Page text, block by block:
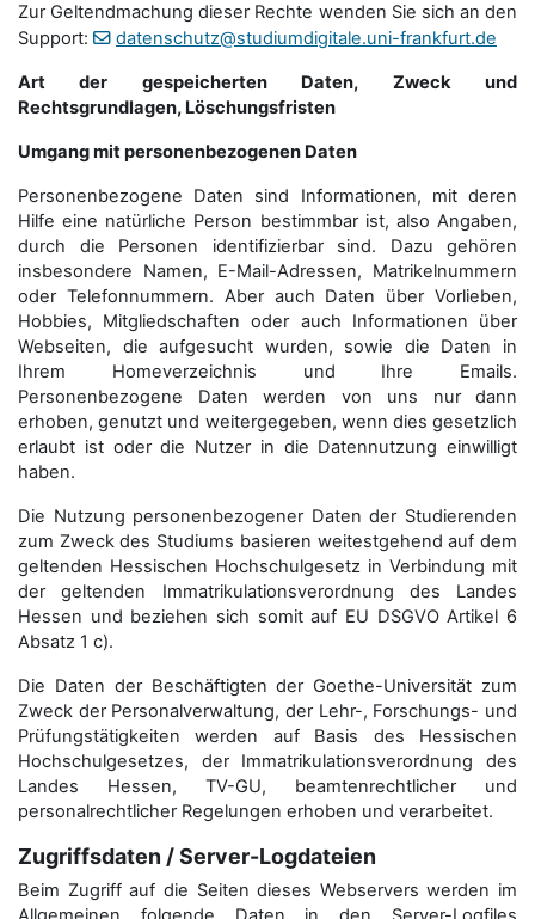
Zur Geltendmachung dieser Rechte wenden Sie sich an den
Support:
datenschutz@studiumdigitale.uni-frankfurt.de
Art der gespeicherten Daten, Zweck und
Rechtsgrundlagen, Löschungsfristen
Umgang mit personenbezogenen Daten
Personenbezogene Daten sind Informationen, mit deren
Hilfe eine natürliche Person bestimmbar ist, also Angaben,
durch die Personen identifizierbar sind. Dazu gehören
insbesondere Namen, E-Mail-Adressen, Matrikelnummern
oder Telefonnummern. Aber auch Daten über Vorlieben,
Hobbies, Mitgliedschaften oder auch Informationen über
Webseiten, die aufgesucht wurden, sowie die Daten in
Ihrem Homeverzeichnis und Ihre Emails.
Personenbezogene Daten werden von uns nur dann
erhoben, genutzt und weitergegeben, wenn dies gesetzlich
erlaubt ist oder die Nutzer in die Datennutzung einwilligt
haben.
Die Nutzung personenbezogener Daten der Studierenden
zum Zweck des Studiums basieren weitestgehend auf dem
geltenden Hessischen Hochschulgesetz in Verbindung mit
der geltenden Immatrikulationsverordnung des Landes
Hessen und beziehen sich somit auf EU DSGVO Artikel 6
Absatz 1 c).
Die Daten der Beschäftigten der Goethe-Universität zum
Zweck der Personal­verwaltung, der Lehr-, Forschungs- und
Prüfungstätigkeiten werden auf Basis des Hessischen
Hochschulgesetzes, der Immatrikulations­verordnung des
Landes Hessen, TV-GU, beamtenrechtlicher und
personalrechtlicher Regelungen erhoben und verarbeitet.
Zugriffsdaten / Server-Logdateien
Beim Zugriff auf die Seiten dieses Webservers werden im